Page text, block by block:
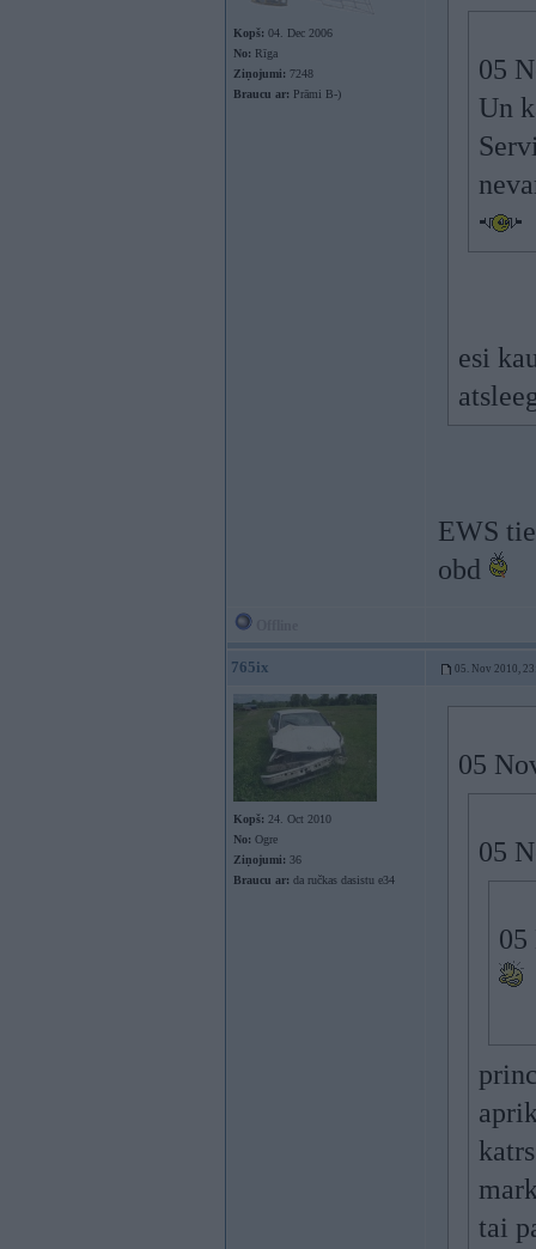
Kopš: 04. Dec 2006
No: Rīga
Ziņojumi: 7248
Braucu ar: Prāmi B-)
05
Un
esi
EWS
obd
765ix 05. Nov 2010,
Kopš: 24. Oct 2010
No: Ogre
Ziņojumi: 36
Braucu ar: da ručkas dasistu e34
05
05
05
tai